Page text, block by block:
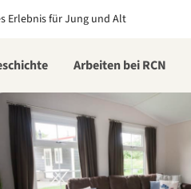
Erlebnis für Jung und Alt
Arbeiten bei RCN